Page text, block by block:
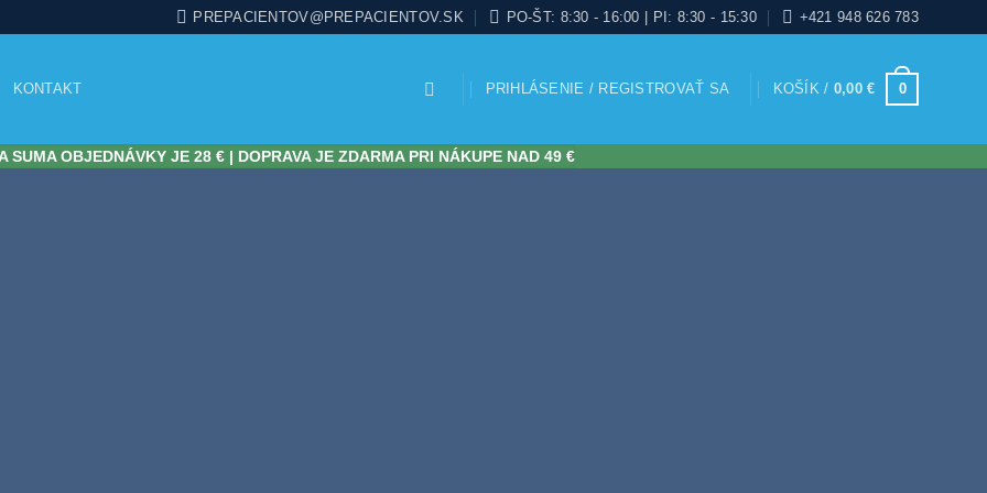
PREPACIENTOV@PREPACIENTOV.SK PO-ŠT: 8:30 - 16:00 | PI: 8:30 - 15:30 +421 948 626 783
KONTAKT PRIHLÁSENIE / REGISTROVAŤ SA KOŠÍK / 0,00€ 0
SUMA OBJEDNÁVKY JE 28 € | DOPRAVA JE ZDARMA PRI NÁKUPE NAD 49 €